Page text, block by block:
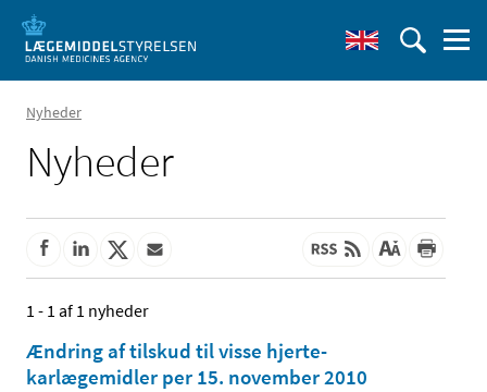
Nyheder
Nyheder
1 - 1 af 1 nyheder
Ændring af tilskud til visse hjerte-
karlægemidler per 15. november 2010